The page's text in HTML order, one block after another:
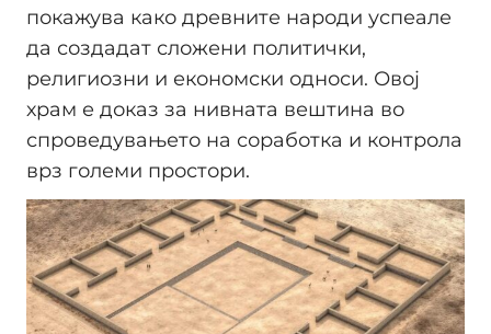
покажува како древните народи успеале
да создадат сложени политички,
религиозни и економски односи. Овој
храм е доказ за нивната вештина во
спроведувањето на соработка и контрола
врз големи простори.